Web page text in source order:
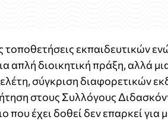
τοποθετήσεις εκπαιδευτικών
απλή διοικητική πράξη, αλλά
σύγκριση διαφορετικών
στους Συλλόγους
που έχει δοθεί δεν επαρκεί